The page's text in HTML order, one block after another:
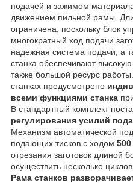
подачей и зажимом
движением пильной рамы.
ограничена, поскольку блок
многократный ход подачи
надежная система подачи, а
станка обеспечивают высокую
также большой ресурс
станках предусмотрено
всеми функциями станка
В стандартный комплект
регулирования усилий
Механизм автоматической
подающих тисков с ходом
отрезания заготовок длиной
осуществить несколько
Рама станков